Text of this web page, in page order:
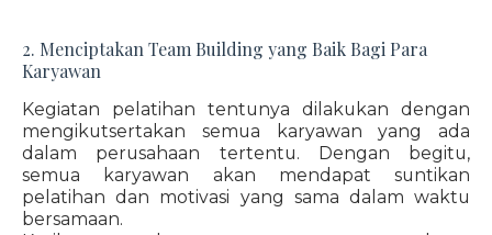
2. Menciptakan Team Building yang Baik Bagi Para
Karyawan
Kegiatan pelatihan tentunya dilakukan dengan
mengikutsertakan semua karyawan yang ada
dalam perusahaan tertentu. Dengan begitu,
semua karyawan akan mendapat suntikan
pelatihan dan motivasi yang sama dalam waktu
bersamaan.